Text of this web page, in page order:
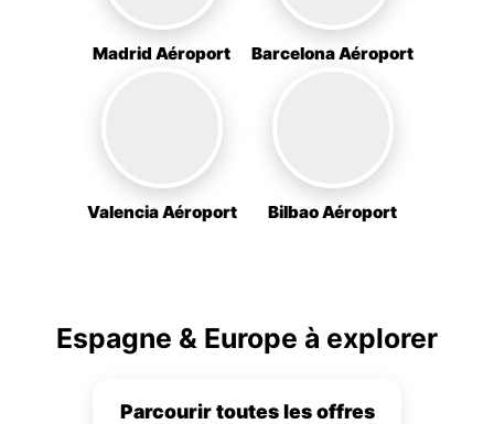
Madrid Aéroport Barcelona Aéroport
Valencia Aéroport Bilbao Aéroport
Espagne & Europe à explorer
Parcourir toutes les offres